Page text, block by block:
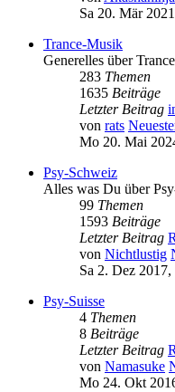
Sa 20. Mär
Trance-Musik
Generelles über
283 Themen
1635 Beiträge
Letzter Beitrag
von rats
Mo 20. Mai
Psy-Schweiz
Alles was Du über
99 Themen
1593 Beiträge
Letzter Beitrag
von Nichtlustig
Sa 2. Dez 2017,
Psy-Suisse
4 Themen
8 Beiträge
Letzter Beitrag
von Namasuke
Mo 24. Okt